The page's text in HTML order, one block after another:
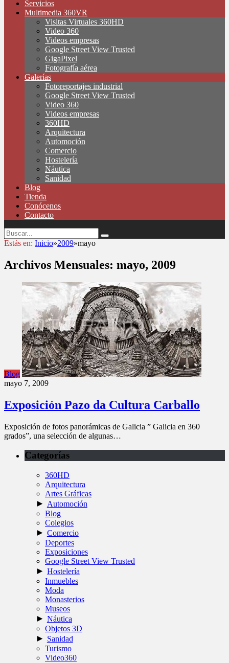
Servicios
Multimedia 360VR
Visitas Virtuales 360HD
Video 360
Videos empresas
Google Street View Trusted
GigaPixel
Fotografía aérea
Galerías
Fotoreportajes industrial
Google Street View Trusted
Video 360
Videos empresas
360HD
Arquitectura
Automoción
Comercio
Hostelería
Náutica
Sanidad
Blog
Tienda
Conócenos
Contacto
Estás en: Inicio»2009»mayo
Archivos Mensuales: mayo, 2009
Blog
mayo 7, 2009
Exposición Pazo da Cultura Carballo
Exposición de fotos panorámicas de Galicia ” Galicia en 360
grados”, una selección de algunas…
Categorías
360HD
Arquitectura
Artes Gráficas
► Automoción
Blog
Colegios
► Comercio
Deportes
Exposiciones
Google Street View Trusted
► Hostelería
Inmuebles
Moda
Monasterios
Museos
► Náutica
Objetos 3D
► Sanidad
Turismo
Video360